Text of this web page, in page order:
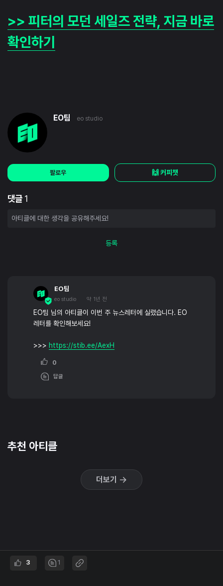
>> 피터의 모던 세일즈 전략, 지금 바로
확인하기
EO팀 eo studio
팔로우 🙌 커피챗
댓글 1
등록
EO팀
eo studio 약 1년 전
EO팀 님의 아티클이 이번 주 뉴스레터에 실렸습니다. EO
레터를 확인해보세요!
>>> https://stib.ee/AexH
0
답글
추천 아티클
더보기
3 1